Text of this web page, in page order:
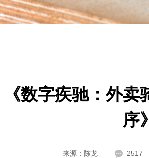
数字疾驰：外卖
序
来源：陈龙 2517